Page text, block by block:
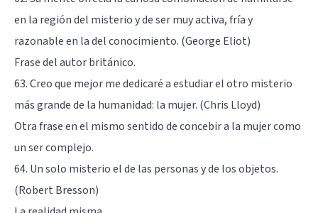
en la región del misterio y de ser muy activa, fría y
razonable en la del conocimiento. (George Eliot)
Frase del autor británico.
63. Creo que mejor me dedicaré a estudiar el otro misterio
más grande de la humanidad: la mujer. (Chris Lloyd)
Otra frase en el mismo sentido de concebir a la mujer como
un ser complejo.
64. Un solo misterio el de las personas y de los objetos.
(Robert Bresson)